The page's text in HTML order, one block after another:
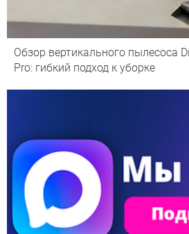
Обзор вертикального пылесоса
Pro: гибкий подход к уборке